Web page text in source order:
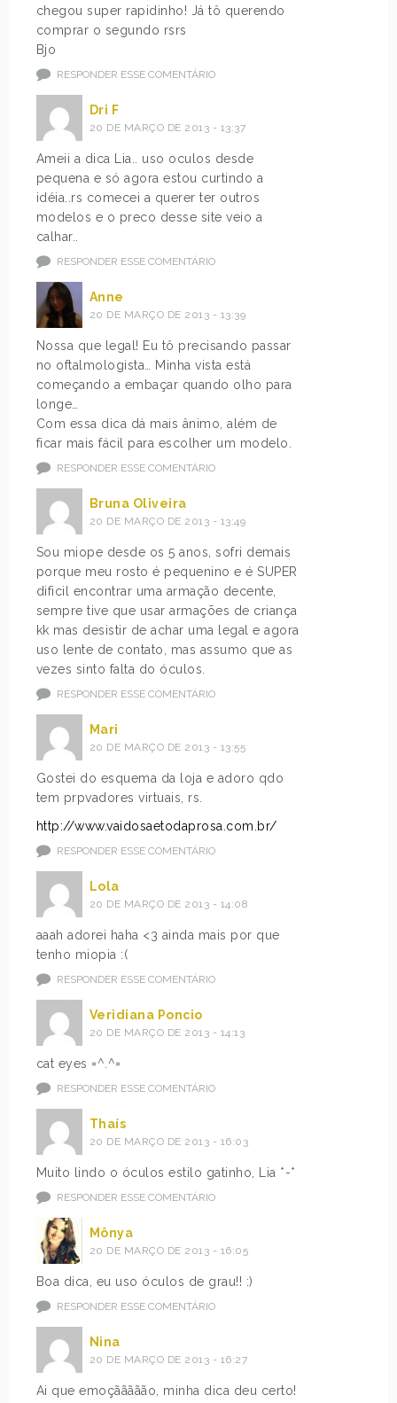
chegou super rapidinho! Já tô querendo
comprar o segundo rsrs
Bjo
RESPONDER ESSE COMENTÁRIO
Dri F
20 DE MARÇO DE 2013 - 13:37
Ameii a dica Lia.. uso oculos desde
pequena e só agora estou curtindo a
idéia..rs comecei a querer ter outros
modelos e o preco desse site veio a
calhar..
RESPONDER ESSE COMENTÁRIO
Anne
20 DE MARÇO DE 2013 - 13:39
Nossa que legal! Eu tô precisando passar
no oftalmologista… Minha vista está
começando a embaçar quando olho para
longe…
Com essa dica dá mais ânimo, além de
ficar mais fácil para escolher um modelo.
RESPONDER ESSE COMENTÁRIO
Bruna Oliveira
20 DE MARÇO DE 2013 - 13:49
Sou miope desde os 5 anos, sofri demais
porque meu rosto é pequenino e é SUPER
dificil encontrar uma armação decente,
sempre tive que usar armações de criança
kk mas desistir de achar uma legal e agora
uso lente de contato, mas assumo que as
vezes sinto falta do óculos.
RESPONDER ESSE COMENTÁRIO
Mari
20 DE MARÇO DE 2013 - 13:55
Gostei do esquema da loja e adoro qdo
tem prpvadores virtuais, rs.
http://www.vaidosaetodaprosa.com.br/
RESPONDER ESSE COMENTÁRIO
Lola
20 DE MARÇO DE 2013 - 14:08
aaah adorei haha <3 ainda mais por que
tenho miopia :(
RESPONDER ESSE COMENTÁRIO
Veridiana Poncio
20 DE MARÇO DE 2013 - 14:13
cat eyes =^.^=
RESPONDER ESSE COMENTÁRIO
Thaís
20 DE MARÇO DE 2013 - 16:03
Muito lindo o óculos estilo gatinho, Lia *-*
RESPONDER ESSE COMENTÁRIO
Mônya
20 DE MARÇO DE 2013 - 16:05
Boa dica, eu uso óculos de grau!! :)
RESPONDER ESSE COMENTÁRIO
Nina
20 DE MARÇO DE 2013 - 16:27
Ai que emoçããããão, minha dica deu certo!